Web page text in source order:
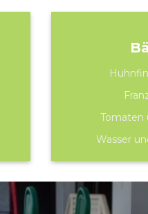
Tomaten
Wasser